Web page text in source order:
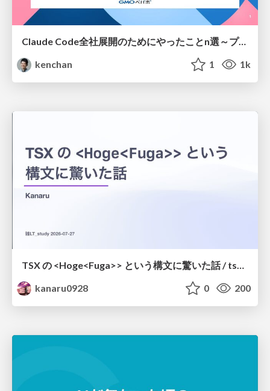
Claude Code全社展開のためにやったことn選～プラグイン302個・コミッター271人を支えるために～
kenchan
1 1k
TSX の <Hoge<Fuga>> という構文に驚いた話 / tsx-type-argument-syntax
kanaru0928
0 200